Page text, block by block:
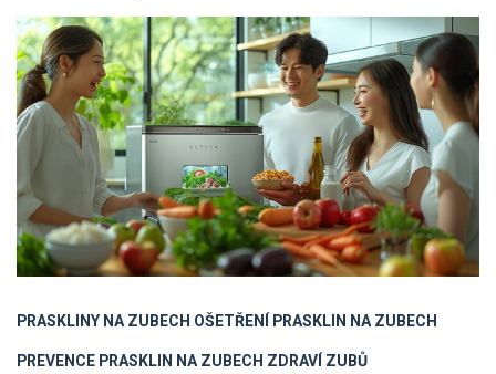
PRASKLINY NA ZUBECH OŠETŘENÍ PRASKLIN NA ZUBECH
PREVENCE PRASKLIN NA ZUBECH ZDRAVÍ ZUBŮ